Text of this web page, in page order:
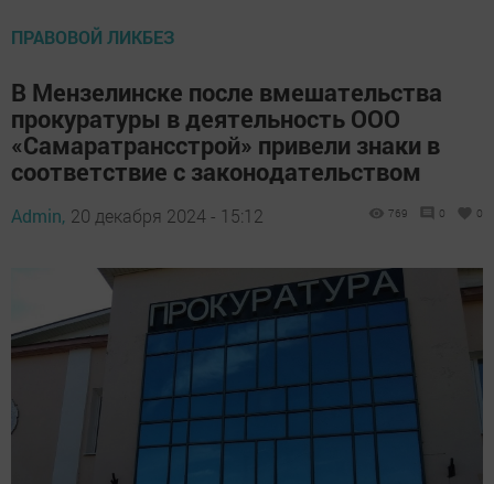
ПРАВОВОЙ ЛИКБЕЗ
В Мензелинске после вмешательства
прокуратуры в деятельность ООО
«Самаратрансстрой» привели знаки в
соответствие с законодательством
Admin, 20 декабря 2024 - 15:12 769 0 0